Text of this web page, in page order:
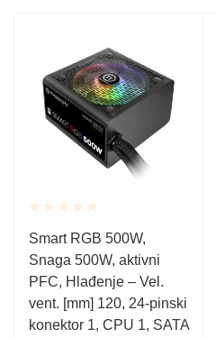
Rated
0.001
out
of
5
Smart RGB 500W,
Snaga 500W, aktivni
PFC, Hlađenje – Vel.
vent. [mm] 120, 24-pinski
konektor 1, CPU 1, SATA